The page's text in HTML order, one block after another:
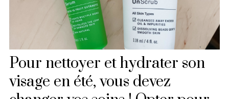
Pour nettoyer et hydrater son
visage en été, vous devez